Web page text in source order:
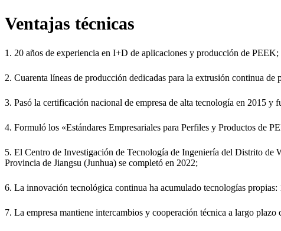
Ventajas técnicas
1. 20 años de experiencia en I+D de aplicaciones y producción de PEEK;
2. Cuarenta líneas de producción dedicadas para la extrusión continua
3. Pasó la certificación nacional de empresa de alta tecnología en 2015 y
4. Formuló los «Estándares Empresariales para Perfiles y Productos de
5. El Centro de Investigación de Tecnología de Ingeniería del Distrito de
Provincia de Jiangsu (Junhua) se completó en 2022;
6. La innovación tecnológica continua ha acumulado tecnologías
7. La empresa mantiene intercambios y cooperación técnica a largo